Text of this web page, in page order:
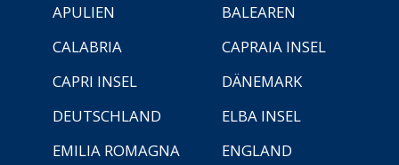
APULIEN
BALEAREN
CALABRIA
CAPRAIA INSEL
CAPRI INSEL
DÄNEMARK
DEUTSCHLAND
ELBA INSEL
EMILIA ROMAGNA
ENGLAND